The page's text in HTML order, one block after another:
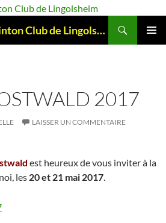
Bad-Lingo.fr – Badminton Club de Lingolsheim
2017
LAISSER UN COMMENTAIRE
est heureux de vous inviter à la
les 20 et 21 mai 2017.